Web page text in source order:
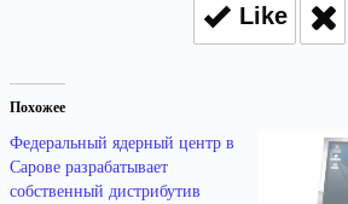
Like
Похожее
Федеральный ядерный центр в
Сарове разрабатывает
собственный дистрибутив